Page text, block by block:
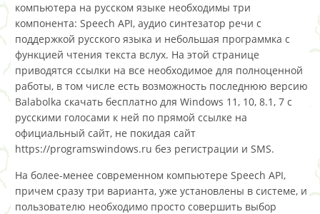
компьютера на русском языке необходимы три
компонента: Speech API, аудио синтезатор речи с
поддержкой русского языка и небольшая программка с
функцией чтения текста вслух. На этой странице
приводятся ссылки на все необходимое для полноценной
работы, в том числе есть возможность последнюю версию
Balabolka скачать бесплатно для Windows 11, 10, 8.1, 7 с
русскими голосами к ней по прямой ссылке на
официальный сайт, не покидая сайт
https://programswindows.ru без регистрации и SMS.
На более-менее современном компьютере Speech API,
причем сразу три варианта, уже установлены в системе, и
пользователю необходимо просто совершить выбор